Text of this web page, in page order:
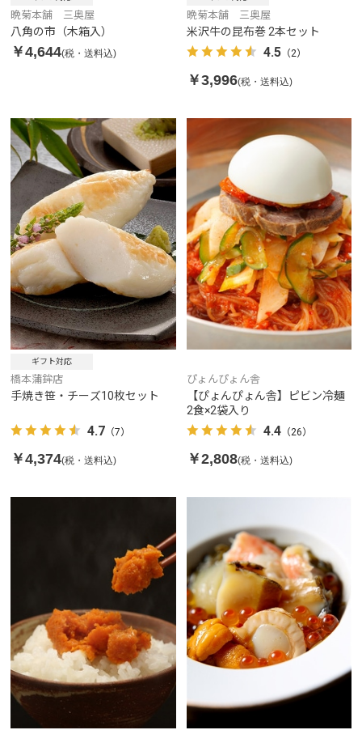
晩菊本舗 三奥屋
八角の市（木箱入）
￥4,644(税・送料込)
晩菊本舗 三奥屋
米沢牛の昆布巻 2本セット
4.5（2）
￥3,996(税・送料込)
ギフト対応
橋本蒲鉾店
手焼き笹・チーズ10枚セット
4.7 （7）
￥4,374(税・送料込)
ぴょんぴょん舎
【ぴょんぴょん舎】ピビン冷麺
2食×2袋入り
4.4（26）
￥2,808(税・送料込)